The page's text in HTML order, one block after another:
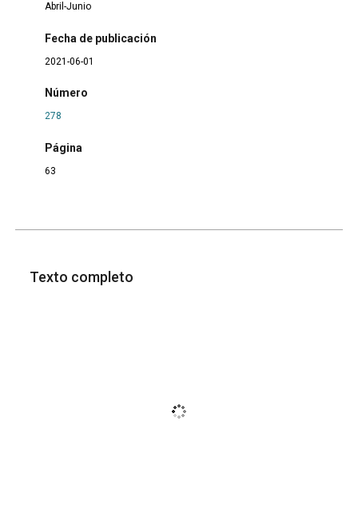
Abril-Junio
Fecha de publicación
2021-06-01
Número
278
Página
63
Texto completo